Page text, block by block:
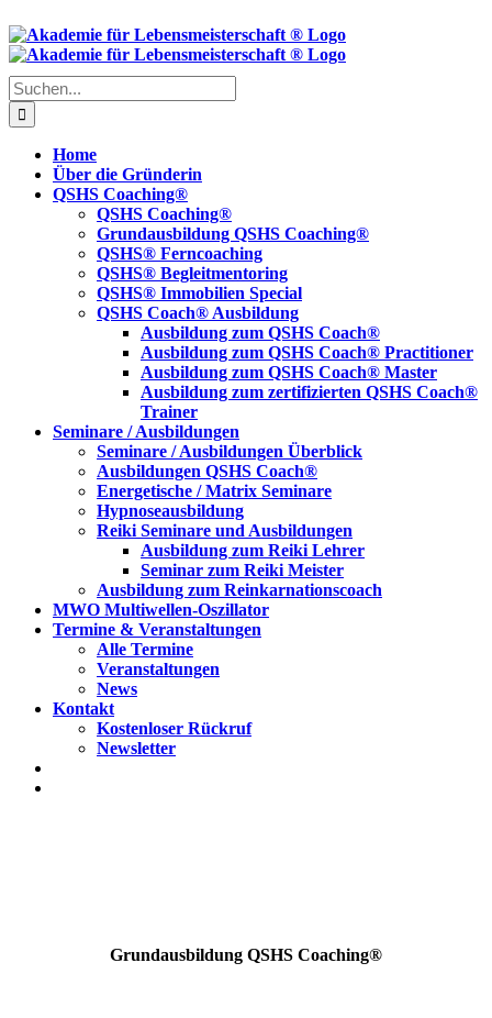
to
content
Suche
nach:
Home
Über die Gründerin
QSHS Coaching®
QSHS Coaching®
Grundausbildung QSHS Coaching®
QSHS® Ferncoaching
QSHS® Begleitmentoring
QSHS® Immobilien Special
QSHS Coach® Ausbildung
Ausbildung zum QSHS Coach®
Ausbildung zum QSHS Coach® Practitioner
Ausbildung zum QSHS Coach® Master
Ausbildung zum zertifizierten QSHS Coach®
Trainer
Seminare / Ausbildungen
Seminare / Ausbildungen Überblick
Ausbildungen QSHS Coach®
Energetische / Matrix Seminare
Hypnoseausbildung
Reiki Seminare und Ausbildungen
Ausbildung zum Reiki Lehrer
Seminar zum Reiki Meister
Ausbildung zum Reinkarnationscoach
MWO Multiwellen-Oszillator
Termine & Veranstaltungen
Alle Termine
Veranstaltungen
News
Kontakt
Kostenloser Rückruf
Newsletter
Grundausbildung QSHS Coaching®